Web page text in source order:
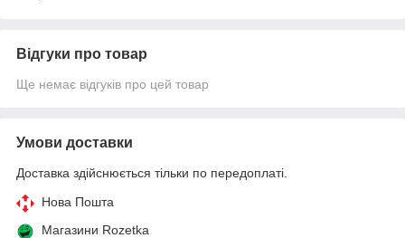
Відгуки про товар
Ще немає відгуків про цей товар
Умови доставки
Доставка здійснюється тільки по передоплаті.
Нова Пошта
Магазини Rozetka